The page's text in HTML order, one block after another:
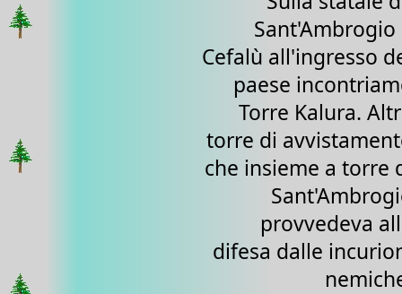
Sant'Ambrogio
Cefalù all'ingresso
paese
Torre Kalura.
torre di
che insieme a torre
provvedeva
difesa dalle